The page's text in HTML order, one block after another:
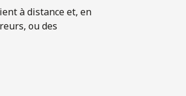
à distance et, en
ou des